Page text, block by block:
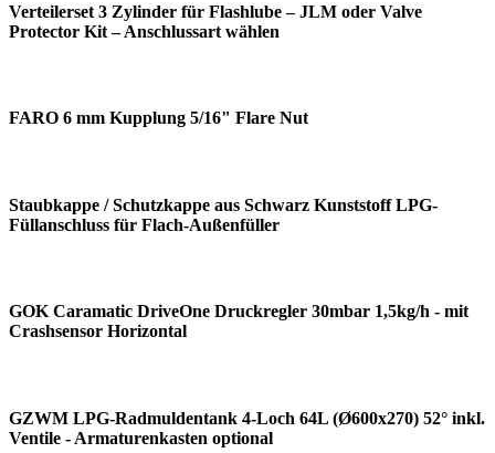
Verteilerset 3 Zylinder für Flashlube – JLM oder Valve
Protector Kit – Anschlussart wählen
FARO 6 mm Kupplung 5/16" Flare Nut
Staubkappe / Schutzkappe aus Schwarz Kunststoff LPG-
Füllanschluss für Flach-Außenfüller
GOK Caramatic DriveOne Druckregler 30mbar 1,5kg/h - mit
Crashsensor Horizontal
GZWM LPG-Radmuldentank 4-Loch 64L (Ø600x270) 52° inkl.
Ventile - Armaturenkasten optional